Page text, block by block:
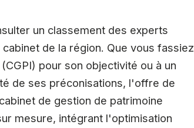
un classement des experts
de la région. Que vous fassiez
pour son objectivité ou à un
de ses préconisations, l'offre de
de gestion de patrimoine
mesure, intégrant l'optimisation